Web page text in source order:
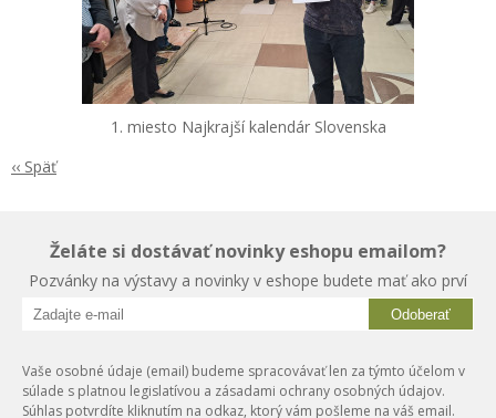
1. miesto Najkrajší kalendár Slovenska
‹‹ Späť
Želáte si dostávať novinky eshopu emailom?
Pozvánky na výstavy a novinky v eshope budete mať ako prví
Odoberať
Vaše osobné údaje (email) budeme spracovávať len za týmto účelom v
súlade s platnou legislatívou a zásadami ochrany osobných údajov.
Súhlas potvrdíte kliknutím na odkaz, ktorý vám pošleme na váš email.